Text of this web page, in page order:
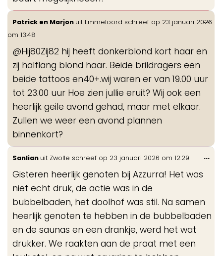
Patrick en Marjon uit Emmeloord schreef op 23 januari 2026
om 13:48
@Hij80Zij82 hij heeft donkerblond kort haar en
zij halflang blond haar. Beide brildragers een
beide tattoos en40+.wij waren er van 19.00 uur
tot 23.00 uur Hoe zien jullie eruit? Wij ook een
heerlijk geile avond gehad, maar met elkaar.
Zullen we weer een avond plannen
binnenkort?
...
Sanlian uit Zwolle schreef op 23 januari 2026 om 12:29
Gisteren heerlijk genoten bij Azzurra! Het was
niet echt druk, de actie was in de
bubbelbaden, het doolhof was stil. Na samen
heerlijk genoten te hebben in de bubbelbaden
en de saunas en een drankje, werd het wat
drukker. We raakten aan de praat met een
...